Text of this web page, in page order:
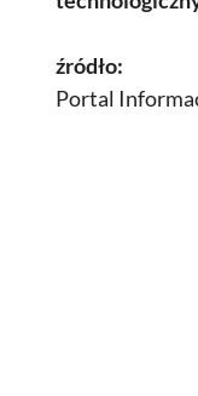
źródło:
Portal